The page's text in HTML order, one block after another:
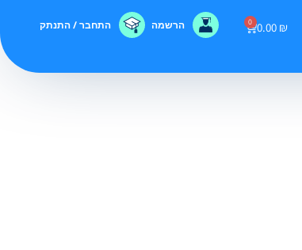
0.00 ₪
0 הרשמה התחבר / התנתק